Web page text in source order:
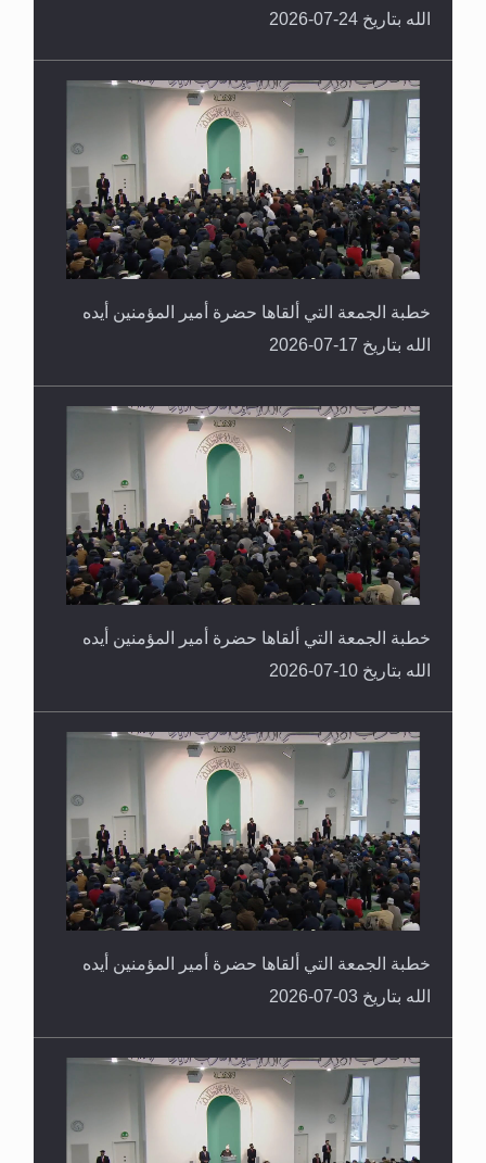
الله بتاريخ 24-07-2026
خطبة الجمعة التي ألقاها حضرة أمير المؤمنين أيده
الله بتاريخ 17-07-2026
خطبة الجمعة التي ألقاها حضرة أمير المؤمنين أيده
الله بتاريخ 10-07-2026
خطبة الجمعة التي ألقاها حضرة أمير المؤمنين أيده
الله بتاريخ 03-07-2026